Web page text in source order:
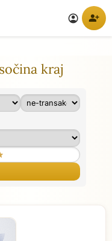
account_circle person_add
kraj